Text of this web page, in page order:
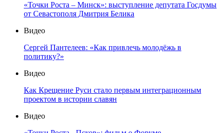
«Точки Роста – Минск»: выступление депутата Госдумы
от Севастополя Дмитрия Белика
Видео
Сергей Пантелеев: «Как привлечь молодёжь в
политику?»
Видео
Как Крещение Руси стало первым интеграционным
проектом в истории славян
Видео